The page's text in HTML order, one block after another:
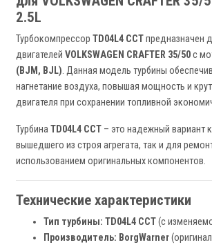
2.5L
Турбокомпрессор TD04L4 CCTпредназначен
двигателей VOLKSWAGEN CRAFTER 35/50с
(BJM, BJL). Данная модель турбины
нагнетание воздуха, повышая мощность и
двигателя при сохранении топливной
ТурбинаTD04L4 CCT – это надежный вариант
вышедшего из строя агрегата, так и для
использованием оригинальных компонентов.
Технические характеристики
Тип турбины: TD04L4 CCT(с
Производитель: BorgWarner